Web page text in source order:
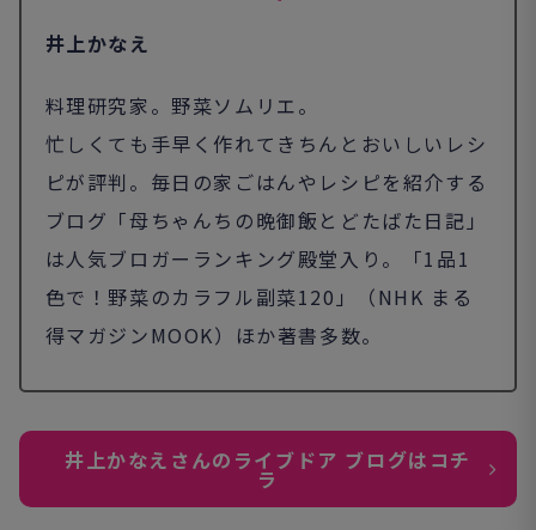
井上かなえ
料理研究家。野菜ソムリエ。
忙しくても手早く作れてきちんとおいしいレシ
ピが評判。毎日の家ごはんやレシピを紹介する
ブログ「母ちゃんちの晩御飯とどたばた日記」
は人気ブロガーランキング殿堂入り。「1品1
色で！野菜のカラフル副菜120」（NHK まる
得マガジンMOOK）ほか著書多数。
井上かなえさんのライブドア ブログはコチ
ラ